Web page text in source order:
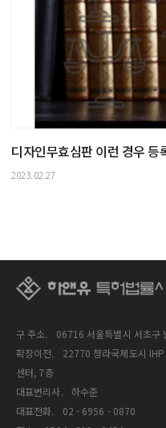
디자인무효심판 이런 경우 등
2023.02.27
구 주소.
06716 서울특별시 서초구
확장이전.
22770 청라국제도시
센터, 7층
대표변리사.
하수준
대표전화.
02 - 6956 - 0870